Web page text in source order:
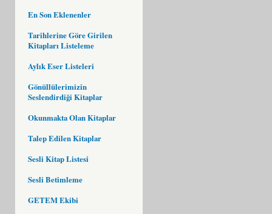
En Son Eklenenler
Tarihlerine Göre Girilen
Kitapları Listeleme
Aylık Eser Listeleri
Gönüllülerimizin
Seslendirdiği Kitaplar
Okunmakta Olan Kitaplar
Talep Edilen Kitaplar
Sesli Kitap Listesi
Sesli Betimleme
GETEM Ekibi